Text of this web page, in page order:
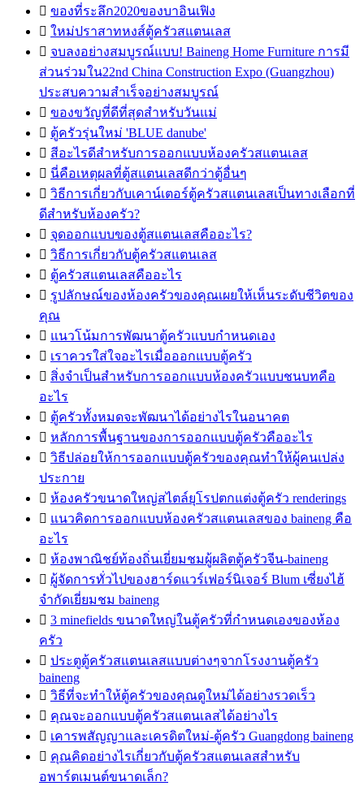
 ของที่ระลึก2020ของบาอินเฟิง
 ใหม่ปราสาทหงส์ตู้ครัวสแตนเลส
 จบลงอย่างสมบูรณ์แบบ! Baineng Home Furniture การมี
ส่วนร่วมใน22nd China Construction Expo (Guangzhou)
ประสบความสำเร็จอย่างสมบูรณ์
 ของขวัญที่ดีที่สุดสำหรับวันแม่
 ตู้ครัวรุ่นใหม่ 'BLUE danube'
 สีอะไรดีสำหรับการออกแบบห้องครัวสแตนเลส
 นี่คือเหตุผลที่ตู้สแตนเลสดีกว่าตู้อื่นๆ
 วิธีการเกี่ยวกับเคาน์เตอร์ตู้ครัวสแตนเลสเป็นทางเลือกที่
ดีสำหรับห้องครัว?
 จุดออกแบบของตู้สแตนเลสคืออะไร?
 วิธีการเกี่ยวกับตู้ครัวสแตนเลส
 ตู้ครัวสแตนเลสคืออะไร
 รูปลักษณ์ของห้องครัวของคุณเผยให้เห็นระดับชีวิตของ
คุณ
 แนวโน้มการพัฒนาตู้ครัวแบบกำหนดเอง
 เราควรใส่ใจอะไรเมื่อออกแบบตู้ครัว
 สิ่งจำเป็นสำหรับการออกแบบห้องครัวแบบชนบทคือ
อะไร
 ตู้ครัวทั้งหมดจะพัฒนาได้อย่างไรในอนาคต
 หลักการพื้นฐานของการออกแบบตู้ครัวคืออะไร
 วิธีปล่อยให้การออกแบบตู้ครัวของคุณทำให้ผู้คนเปล่ง
ประกาย
 ห้องครัวขนาดใหญ่สไตล์ยุโรปตกแต่งตู้ครัว renderings
 แนวคิดการออกแบบห้องครัวสแตนเลสของ baineng คือ
อะไร
 ห้องพาณิชย์ท้องถิ่นเยี่ยมชมผู้ผลิตตู้ครัวจีน-baineng
 ผู้จัดการทั่วไปของฮาร์ดแวร์เฟอร์นิเจอร์ Blum เซี่ยงไฮ้
จำกัดเยี่ยมชม baineng
 3 minefields ขนาดใหญ่ในตู้ครัวที่กำหนดเองของห้อง
ครัว
 ประตูตู้ครัวสแตนเลสแบบต่างๆจากโรงงานตู้ครัว
baineng
 วิธีที่จะทำให้ตู้ครัวของคุณดูใหม่ได้อย่างรวดเร็ว
 คุณจะออกแบบตู้ครัวสแตนเลสได้อย่างไร
 เคารพสัญญาและเครดิตใหม่-ตู้ครัว Guangdong baineng
 คุณคิดอย่างไรเกี่ยวกับตู้ครัวสแตนเลสสำหรับ
อพาร์ตเมนต์ขนาดเล็ก?